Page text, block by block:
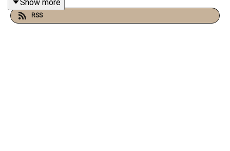
Show more
RSS